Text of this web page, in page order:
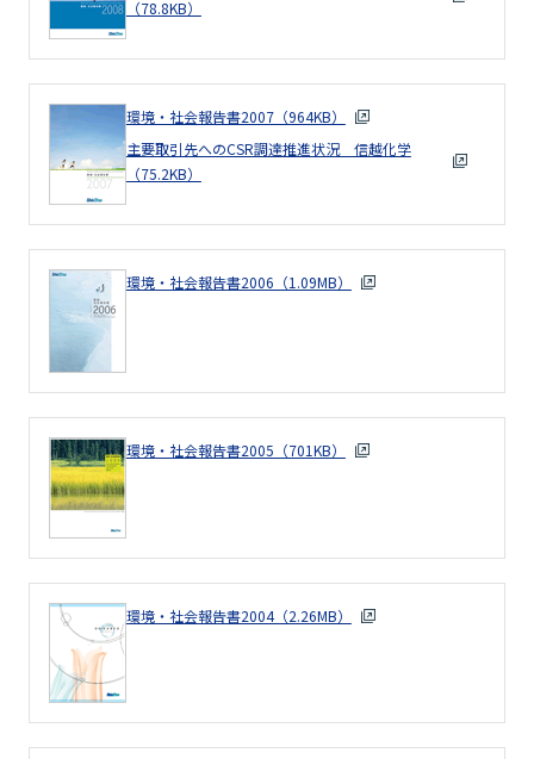
（78.8KB）
環境・社会報告書2007（964KB）
主要取引先へのCSR調達推進状況 信越化学
（75.2KB）
環境・社会報告書2006（1.09MB）
環境・社会報告書2005（701KB）
環境・社会報告書2004（2.26MB）